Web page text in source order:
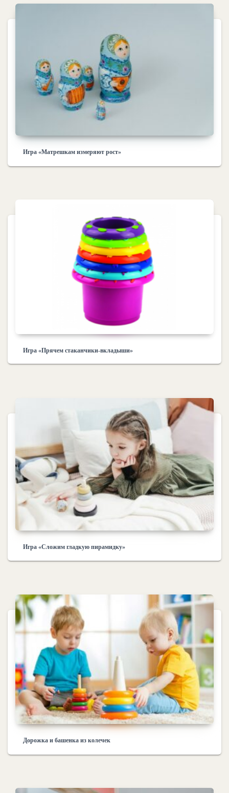
Игра «Матрешкам измеряют рост»
Игра «Прячем стаканчики-вкладыши»
Игра «Сложим гладкую пирамидку»
Дорожка и башенка из колечек